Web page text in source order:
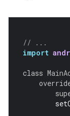
// ...
import
class